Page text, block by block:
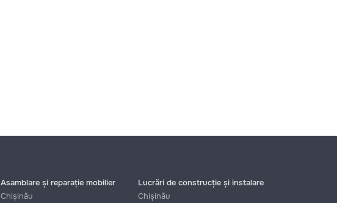
Asamblare și reparație mobilier
Chișinău
Lucrări de construcție și instalare
Chișinău